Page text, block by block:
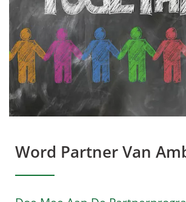
Word Partner Van